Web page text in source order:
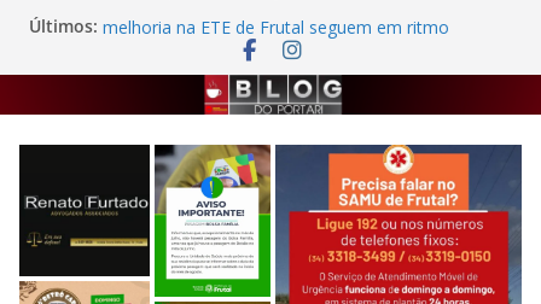
conteúdo
Últimos: Com R$ 11,1 milhões em investimentos, obras de
melhoria na ETE de Frutal seguem em ritmo
avançado
Autor de agressão contra trabalhadora do
estacionamento rotativo é preso em Frutal
Semana da Cultura Nordestina
Criminosos invadem casa desabitada e furtam
bicicleta, botijões e utensílios no Centro de Frutal